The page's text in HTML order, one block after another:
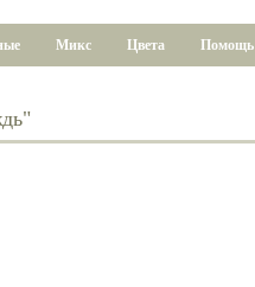
Микс Цвета Помощь